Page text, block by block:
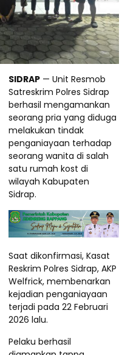
SIDRAP — Unit Resmob
Satreskrim Polres Sidrap
berhasil mengamankan
seorang pria yang diduga
melakukan tindak
penganiayaan terhadap
seorang wanita di salah
satu rumah kost di
wilayah Kabupaten
Sidrap.
Saat dikonfirmasi, Kasat
Reskrim Polres Sidrap, AKP
Welfrick, membenarkan
kejadian penganiayaan
terjadi pada 22 Februari
2026 lalu.
Pelaku berhasil